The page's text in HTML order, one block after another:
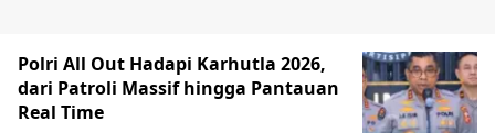
Polri All Out Hadapi Karhutla 2026,
dari Patroli Massif hingga Pantauan
Real Time